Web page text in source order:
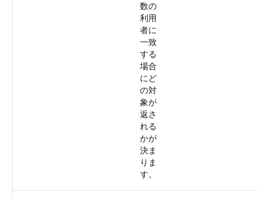
数の
利用
者に
一致
する
場合
にど
の対
象が
返さ
れる
かが
決ま
りま
す。